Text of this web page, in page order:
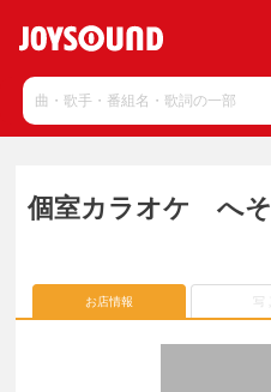
個室カラオケ へそ
お店情報